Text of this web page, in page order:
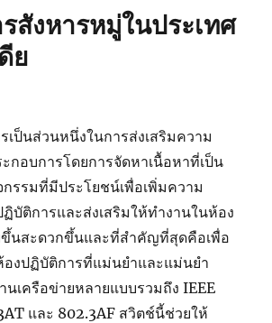
สังหารหมู่ในประเทศ
ย
เป็นส่วนหนึ่งในการส่งเสริมความ
กอบการโดยการจัดหาเนื้อหาที่เป็น
รรมที่มีประโยชน์เพื่อเพิ่มความ
บัติการและส่งเสริมให้ทำงานในห้อง
ขึ้นสะดวกขึ้นและที่สำคัญที่สุดคือเพื่อ
งปฏิบัติการที่แม่นยำและแม่นยำ
เครือข่ายหลายแบบรวมถึง IEEE
และ 802.3AF สวิตช์นี้ช่วยให้